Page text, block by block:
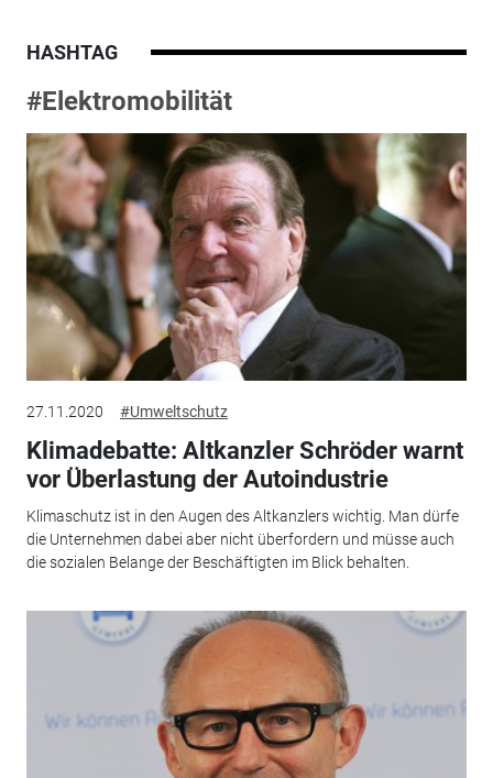
HASHTAG
#Elektromobilität
27.11.2020 #Umweltschutz
Klimadebatte: Altkanzler Schröder warnt
vor Überlastung der Autoindustrie
Klimaschutz ist in den Augen des Altkanzlers wichtig. Man dürfe
die Unternehmen dabei aber nicht überfordern und müsse auch
die sozialen Belange der Beschäftigten im Blick behalten.